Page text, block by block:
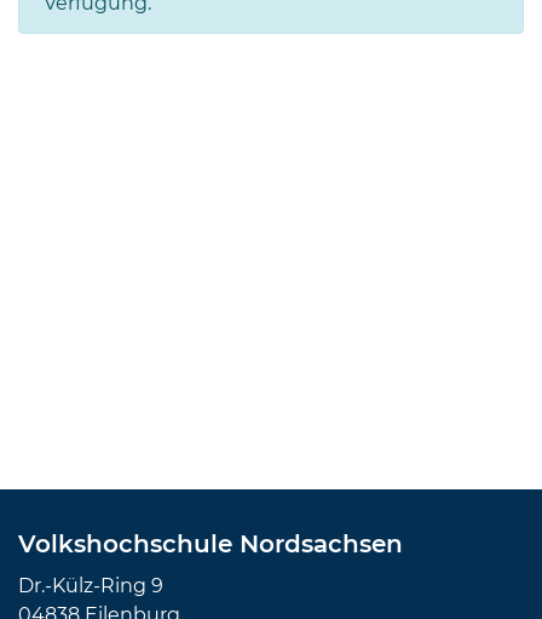
Volkshochschule Nordsachsen
Dr.-Külz-Ring 9